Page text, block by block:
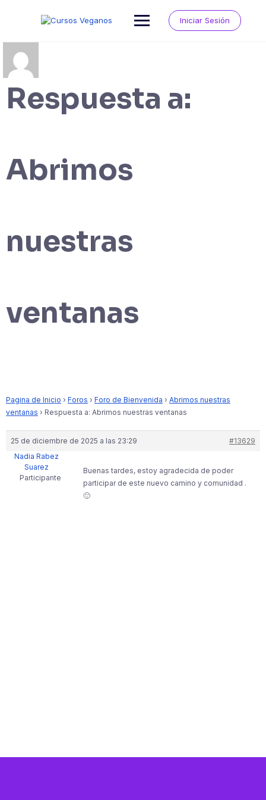
Iniciar Sesión
Respuesta a:
Abrimos
nuestras
ventanas
Pagina de Inicio › Foros › Foro de Bienvenida › Abrimos nuestras
ventanas › Respuesta a: Abrimos nuestras ventanas
25 de diciembre de 2025 a las 23:29
#13629
Nadia Rabez
Suarez
Participante
Buenas tardes, estoy agradecida de poder
participar de este nuevo camino y comunidad .
🙂